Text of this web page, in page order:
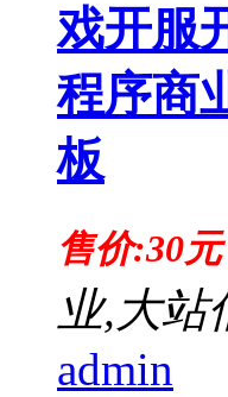
戏开服
程序商
板
售价:30元
业,大站
admin